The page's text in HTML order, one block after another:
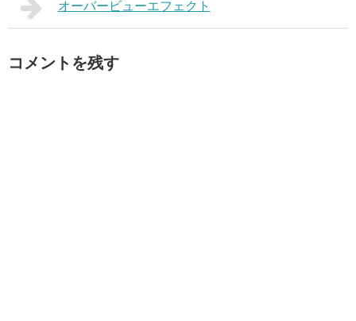
オーバービューエフェクト
コメントを残す